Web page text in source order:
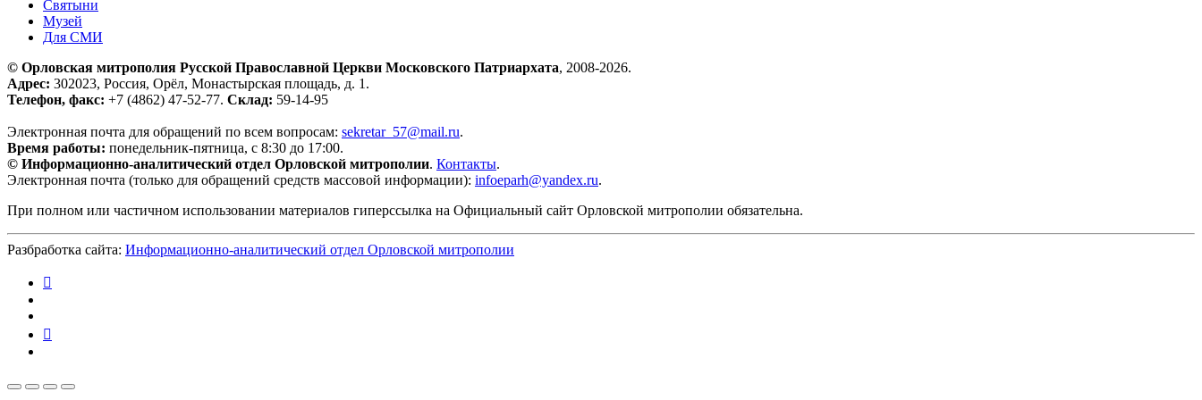
Святыни
Музей
Для СМИ
© Орловская митрополия Русской Православной Церкви Московского Патриархата, 2008-2026.
Адрес: 302023, Россия, Орёл, Монастырская площадь, д. 1.
Телефон, факс: +7 (4862) 47-52-77. Склад: 59-14-95
Электронная почта для обращений по всем вопросам: sekretar_57@mail.ru.
Время работы: понедельник-пятница, с 8:30 до 17:00.
© Информационно-аналитический отдел Орловской митрополии. Контакты.
Электронная почта (только для обращений средств массовой информации): infoeparh@yandex.ru.
При полном или частичном использовании материалов гиперссылка на Официальный сайт Орловской митрополии обязательна.
Разбработка сайта: Информационно-аналитический отдел Орловской митрополии